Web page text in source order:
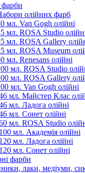
фарби
олійних фарб
мл. Van Gogh олійні
мл. ROSA Studio
мл. ROSA Gallery
мл. ROSA Museum
мл. Renesans олійні
мл. ROSA Studio
мл. ROSA Gallery
мл. Van Gogh олійні
мл. Майстер Клас
мл. Ладога олійні
мл. Сонет олійні
мл. ROSA Studio
мл. Академія олійні
мл. Ладога олійні
мл. Сонет олійні
фарби
лаки, медіуми,